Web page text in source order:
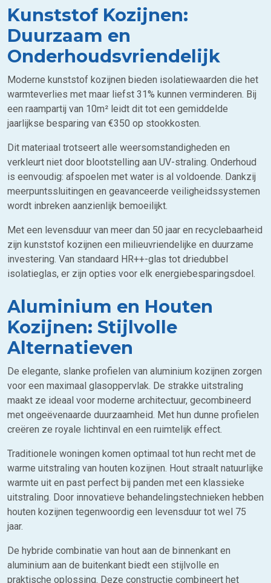
Kunststof Kozijnen:
Duurzaam en
Onderhoudsvriendelijk
Moderne kunststof kozijnen bieden isolatiewaarden die het
warmteverlies met maar liefst 31% kunnen verminderen. Bij
een raampartij van 10m² leidt dit tot een gemiddelde
jaarlijkse besparing van €350 op stookkosten.
Dit materiaal trotseert alle weersomstandigheden en
verkleurt niet door blootstelling aan UV-straling. Onderhoud
is eenvoudig: afspoelen met water is al voldoende. Dankzij
meerpuntssluitingen en geavanceerde veiligheidssystemen
wordt inbreken aanzienlijk bemoeilijkt.
Met een levensduur van meer dan 50 jaar en recyclebaarheid
zijn kunststof kozijnen een milieuvriendelijke en duurzame
investering. Van standaard HR++-glas tot driedubbel
isolatieglas, er zijn opties voor elk energiebesparingsdoel.
Aluminium en Houten
Kozijnen: Stijlvolle
Alternatieven
De elegante, slanke profielen van aluminium kozijnen zorgen
voor een maximaal glasoppervlak. De strakke uitstraling
maakt ze ideaal voor moderne architectuur, gecombineerd
met ongeëvenaarde duurzaamheid. Met hun dunne profielen
creëren ze royale lichtinval en een ruimtelijk effect.
Traditionele woningen komen optimaal tot hun recht met de
warme uitstraling van houten kozijnen. Hout straalt natuurlijke
warmte uit en past perfect bij panden met een klassieke
uitstraling. Door innovatieve behandelingstechnieken hebben
houten kozijnen tegenwoordig een levensduur tot wel 75
jaar.
De hybride combinatie van hout aan de binnenkant en
aluminium aan de buitenkant biedt een stijlvolle en
praktische oplossing. Deze constructie combineert het